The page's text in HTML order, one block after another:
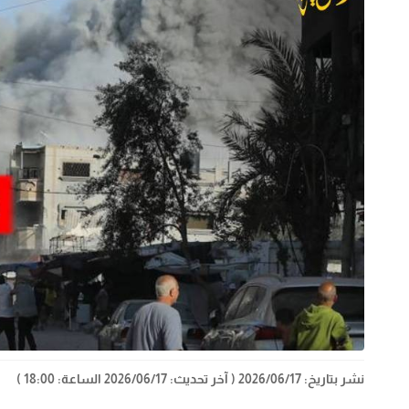
نشر بتاريخ: 2026/06/17 ( آخر تحديث: 2026/06/17 الساعة: 18:00 )